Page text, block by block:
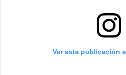
Ver esta publicación